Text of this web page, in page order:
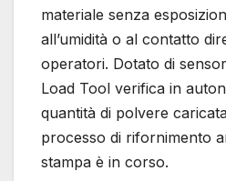
materiale senza
all’umidità o al contatto
operatori. Dotato di
Load Tool verifica in
quantità di polvere
processo di rifornimento
stampa è in corso.